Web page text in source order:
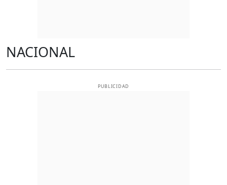
NACIONAL
PUBLICIDAD